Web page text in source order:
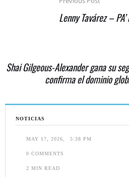
NOTICIAS
MAY 17, 2026 5:38 PM
0 COMMENTS
2 MIN READ
Lenny Tavárez –
Shai Gilgeous-Alexander gana su
confirma el dominio